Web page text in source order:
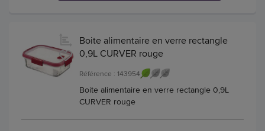
Boite alimentaire en verre rectangle
0,9L CURVER rouge
Référence : 143954
Boite alimentaire en verre rectangle 0,9L
CURVER rouge